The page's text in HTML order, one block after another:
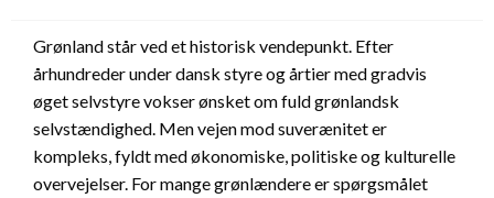
Grønland står ved et historisk vendepunkt. Efter
århundreder under dansk styre og årtier med gradvis
øget selvstyre vokser ønsket om fuld grønlandsk
selvstændighed. Men vejen mod suverænitet er
kompleks, fyldt med økonomiske, politiske og kulturelle
overvejelser. For mange grønlændere er spørgsmålet